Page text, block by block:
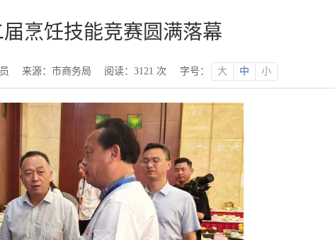
烹饪技能竞赛圆满落幕
来源：市商务局 阅读： 3121 次 字号： 大 中 小